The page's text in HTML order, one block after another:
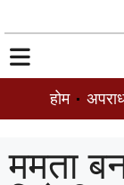
होम
ममता